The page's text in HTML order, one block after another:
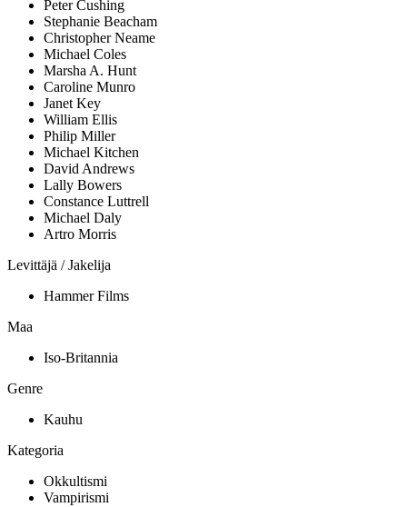
Peter Cushing
Stephanie Beacham
Christopher Neame
Michael Coles
Marsha A. Hunt
Caroline Munro
Janet Key
William Ellis
Philip Miller
Michael Kitchen
David Andrews
Lally Bowers
Constance Luttrell
Michael Daly
Artro Morris
Levittäjä / Jakelija
Hammer Films
Maa
Iso-Britannia
Genre
Kauhu
Kategoria
Okkultismi
Vampirismi